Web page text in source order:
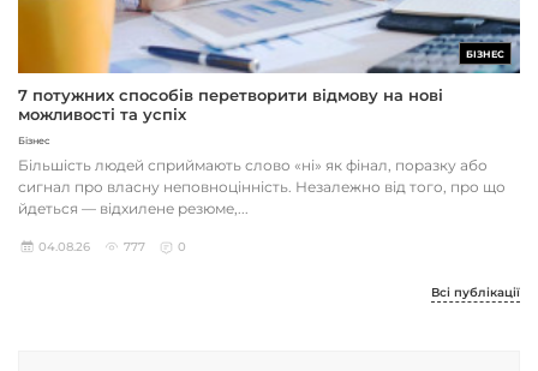
БІЗНЕС
7 потужних способів перетворити відмову на нові
можливості та успіх
Бізнес
Більшість людей сприймають слово «ні» як фінал, поразку або
сигнал про власну неповноцінність. Незалежно від того, про що
йдеться — відхилене резюме,...
04.08.26 777 0
Всі публікації